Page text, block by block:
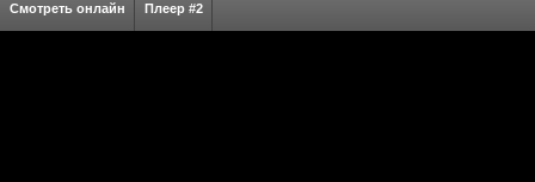
Смотреть онлайн Плеер #2